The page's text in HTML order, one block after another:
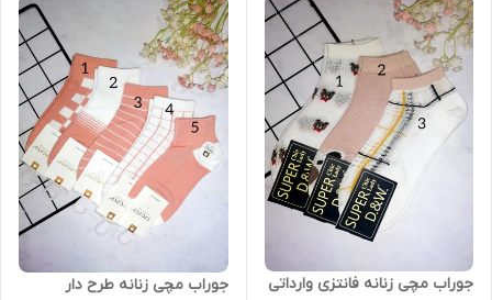
جوراب مچی زنانه فانتزی وارداتی
جوراب مچی زنانه طرح دار